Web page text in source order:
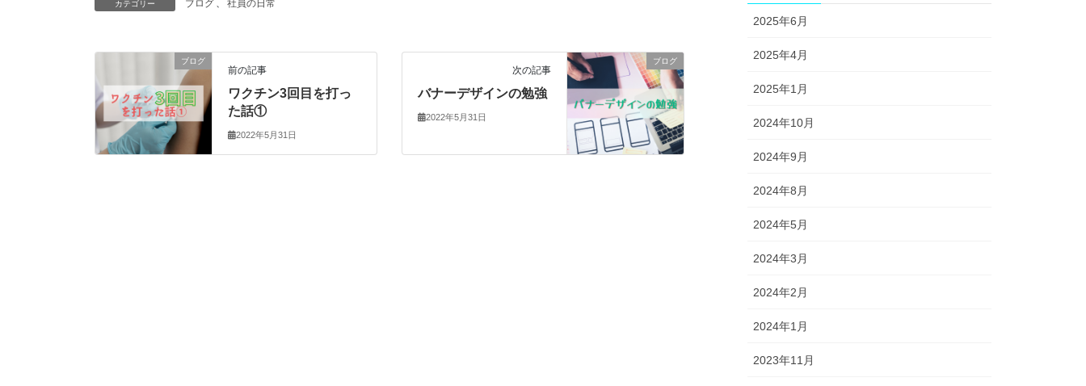
カテゴリー ブログ 、 社員の日常
ブログ
前の記事
ワクチン3回目を打っ
た話①
2022年5月31日
ブログ
次の記事
バナーデザインの勉強
2022年5月31日
2025年6月
2025年4月
2025年1月
2024年10月
2024年9月
2024年8月
2024年5月
2024年3月
2024年2月
2024年1月
2023年11月